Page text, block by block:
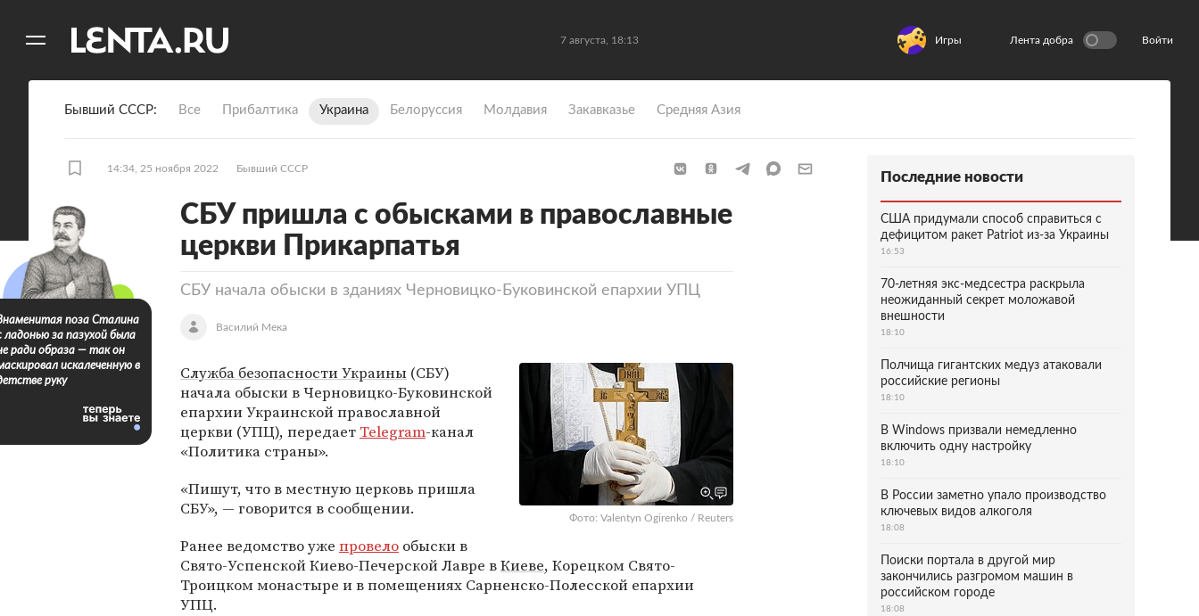
7 августа, 18:13 Игры Лента добра Войти
Бывший СССР Все Прибалтика Украина Белоруссия Молдавия Закавказье Средняя Азия
14:34, 25 ноября 2022 Бывший СССР
СБУ пришла с обысками в православные
церкви Прикарпатья
СБУ начала обыски в зданиях Черновицко-Буковинской епархии УПЦ
Василий Мека
Фото: Valentyn Ogirenko / Reuters
Служба безопасности Украины (СБУ)
начала обыски в Черновицко-Буковинской
епархии Украинской православной
церкви (УПЦ), передает Telegram-канал
«Политика страны».
«Пишут, что в местную церковь пришла
СБУ», — говорится в сообщении.
Ранее ведомство уже провело обыски в
Свято-Успенской Киево-Печерской Лавре вКиеве, Корецком Свято-
Троицком монастыре и в помещениях Сарненско-Полесской епархии
УПЦ.
поза Сталина
ладонью за пазухой была
ради образа — так он
искалеченную в
руку
Последние новости
США придумали способ справиться с
дефицитом ракет Patriot из-за Украины
16:53
70-летняя экс-медсестра раскрыла
неожиданный секрет моложавой
внешности
18:10
Полчища гигантских медуз атаковали
российские регионы
18:10
В Windows призвали немедленно
включить одну настройку
18:10
В России заметно упало производство
ключевых видов алкоголя
18:08
Поиски портала в другой мир
закончились разгромом машин в
российском городе
18:08